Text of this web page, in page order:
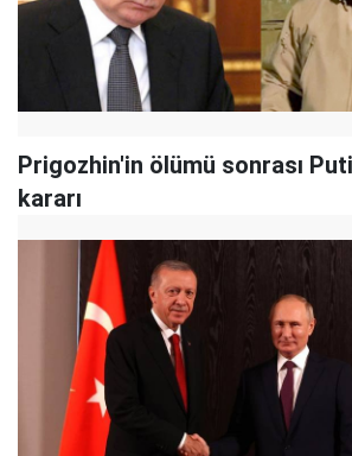
Prigozhin'in ölümü sonrası
kararı